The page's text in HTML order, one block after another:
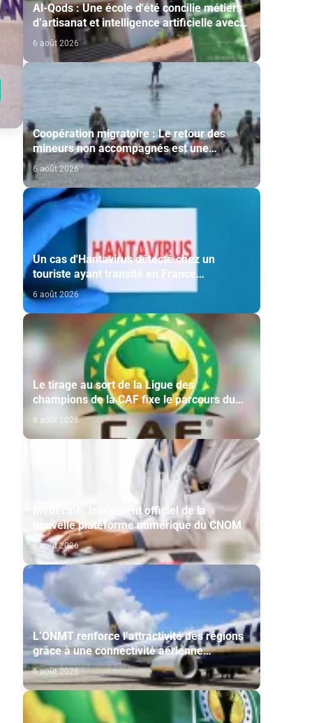
Al-Qods : Une école d'été concilie métiers
d’artisanat et intelligence artificielle avec
le soutien de l'Agence Bayt Mal Al-Qods
Acharif
6 août 2026
Coopération migratoire : Le retour des
mineurs non accompagnés est une
question de principe basée sur les Hautes
Instructions Royales (source diplomatique)
6 août 2026
Un cas d'Hantavirus détecté chez un
touriste ayant transité en France
(ministère)
6 août 2026
Le tirage au sort de la Ligue des
champions de la CAF fixe le parcours du
Maghreb de Fès et de la RS Berkane
6 août 2026
Médecine: lancement officiel de la
nouvelle plateforme numérique du CNOM
6 août 2026
L’ONMT renforce l’attractivité des régions
grâce à une connectivité aérienne
historique de Ryanair
6 août 2026